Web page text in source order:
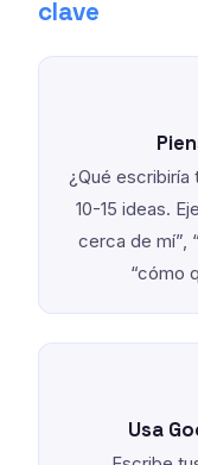
clave
¿Qué escribiría
10-15 ideas.
cerca de mí”,
“cómo
Usa